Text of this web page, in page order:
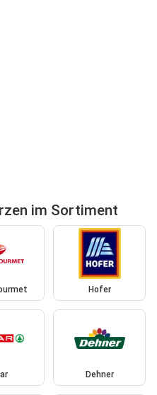
im Sortiment
Hofer
Dehner